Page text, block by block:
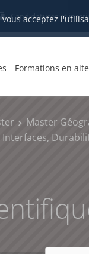
acceptez
Candidatures et
Formations en
Master